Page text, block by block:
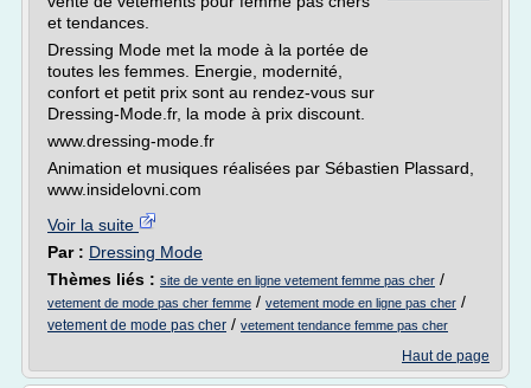
et tendances.
Dressing Mode met la mode à la portée de
toutes les femmes. Energie, modernité,
confort et petit prix sont au rendez-vous sur
Dressing-Mode.fr, la mode à prix discount.
www.dressing-mode.fr
Animation et musiques réalisées par Sébastien Plassard,
www.insidelovni.com
Voir la suite
Par : Dressing Mode
Thèmes liés : site de vente en ligne vetement femme pas cher /
vetement de mode pas cher femme / vetement mode en ligne pas cher /
vetement de mode pas cher / vetement tendance femme pas cher
Haut de page